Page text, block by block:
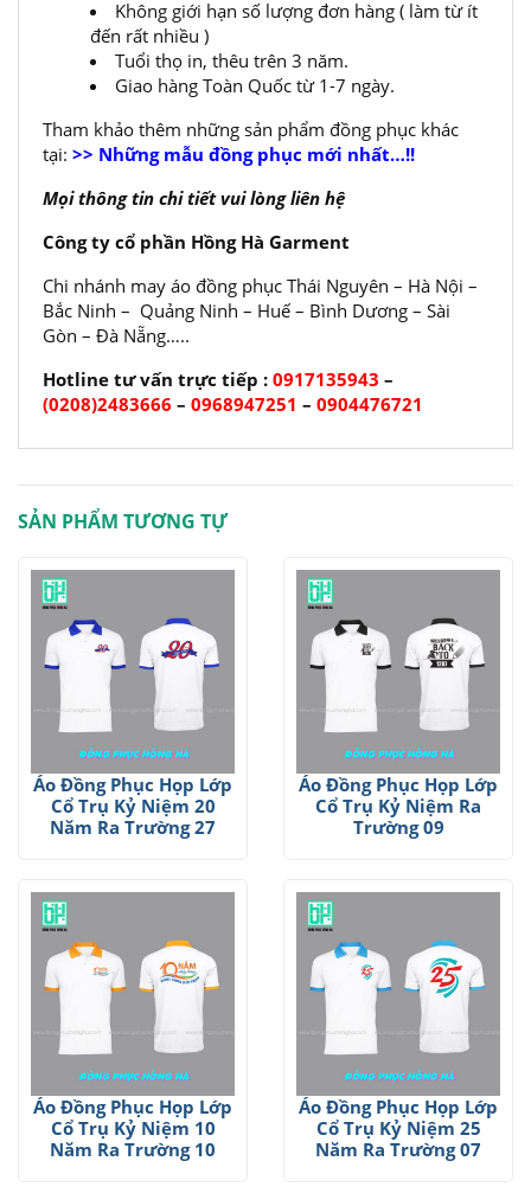
Không giới hạn số lượng đơn hàng ( làm từ ít
đến rất nhiều )
Tuổi thọ in, thêu trên 3 năm.
Giao hàng Toàn Quốc từ 1-7 ngày.
Tham khảo thêm những sản phẩm đồng phục khác
tại: >> Những mẫu đồng phục mới nhất…!!
Mọi thông tin chi tiết vui lòng liên hệ
Công ty cổ phần Hồng Hà Garment
Chi nhánh may áo đồng phục Thái Nguyên – Hà Nội –
Bắc Ninh – Quảng Ninh – Huế – Bình Dương – Sài
Gòn – Đà Nẵng…..
Hotline tư vấn trực tiếp : 0917135943 –
(0208)2483666 – 0968947251 – 0904476721
SẢN PHẨM TƯƠNG TỰ
Áo Đồng Phục Họp Lớp
Cổ Trụ Kỷ Niệm 20
Năm Ra Trường 27
Áo Đồng Phục Họp Lớp
Cổ Trụ Kỷ Niệm Ra
Trường 09
Áo Đồng Phục Họp Lớp
Cổ Trụ Kỷ Niệm 10
Năm Ra Trường 10
Áo Đồng Phục Họp Lớp
Cổ Trụ Kỷ Niệm 25
Năm Ra Trường 07